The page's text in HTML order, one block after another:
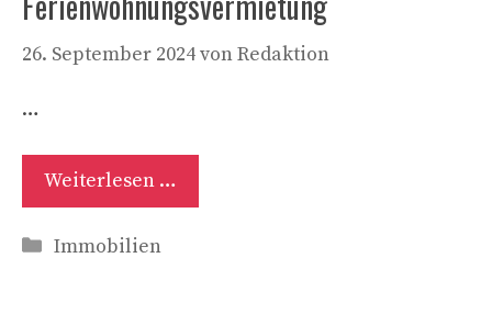
26. September 2024vonRedaktion
…
Weiterlesen …
Kategorien
Immobilien